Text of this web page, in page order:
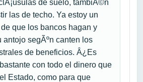
de suelo, tambiÃ©n
las de techo. Ya estoy un
que los bancos hagan y
antojo segÃºn canten los
de beneficios. Â¿Es
con todo el dinero que
Estado, como para que